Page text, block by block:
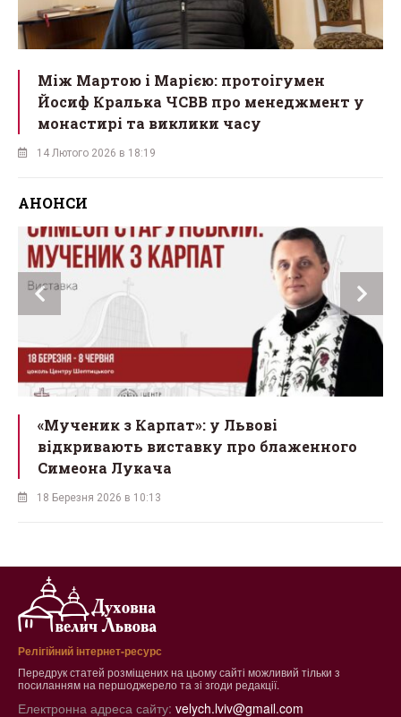
Між Мартою і Марією: протоігумен
Йосиф Кралька ЧСВВ про менеджмент у
монастирі та виклики часу
14 Лютого 2026 в 18:19
АНОНСИ
«Мученик з Карпат»: у Львові
відкривають виставку про блаженного
Симеона Лукача
18 Березня 2026 в 10:13
Релігійний інтернет-ресурс
Передрук статей розміщених на цьому сайті можливий тільки з
посиланням на першоджерело та зі згоди редакції.
Електронна адреса сайту: velych.lviv@gmail.com